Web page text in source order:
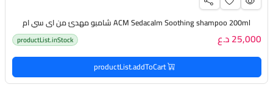
ACM Sedacalm Soothing shampoo 200ml شامبو مهدئ من اي سي ام
25,000 د.ع productList.inStock
productList.addToCart